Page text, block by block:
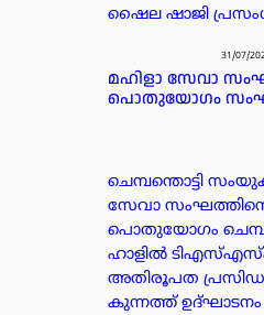
ഷൈല ഷാജി
31/07/
മഹിളാ സേവാ
പൊതുയോഗം
ചെമ്പന്തൊട്ടി
സേവാ
പൊതുയോഗം
ഹാളിൽ
അതിരൂപത
കുന്നത്ത്